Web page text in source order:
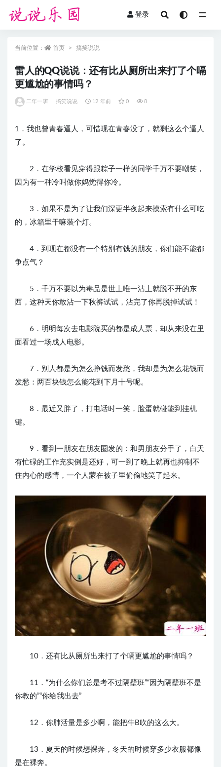
登录
当前位置： 首页 搞笑说说
雷人的QQ说说：还有比从厕所出来打了个嗝
更尴尬的事情吗？
二年一班 搞笑说说 12 年前 0 8
1．我也曾青春逼人，可惜现在青春没了，就剩这么个逼人
了。
2．在学校看见穿得跟粽子一样的同学千万不要嘲笑，
因为有一种冷叫做你妈觉得你冷。
3．如果不是为了让我们深更半夜起来摸索有什么可吃
的，冰箱里干嘛装个灯。
4．到现在都没有一个特别有钱的朋友，你们能不能都
争点气？
5．千万不要以为毒品是世上唯一沾上就脱不开的东
西，这种天你敢沾一下秋裤试试，沾完了你再脱掉试试！
6．明明每次去电影院买的都是成人票，却从来没在里
面看过一场成人电影。
7．别人都是为怎么挣钱而发愁，我却是为怎么花钱而
发愁：两百块钱怎么能花到下月十号呢。
8．最近又胖了，打电话时一笑，脸蛋就碰能到挂机
键。
9．看到一朋友在朋友圈发的：和男朋友分手了，白天
有忙碌的工作充实倒是还好，可一到了晚上就再也抑制不
住内心的感情，一个人蒙在被子里偷偷地笑了起来。
10．还有比从厕所出来打了个嗝更尴尬的事情吗？
11．“为什么你们总是考不过隔壁班”“因为隔壁班不是
你教的”“你给我出去”
12．你肺活量是多少啊，能把牛B吹的这么大。
13．夏天的时候想裸奔，冬天的时候穿多少衣服都像
是在裸奔。